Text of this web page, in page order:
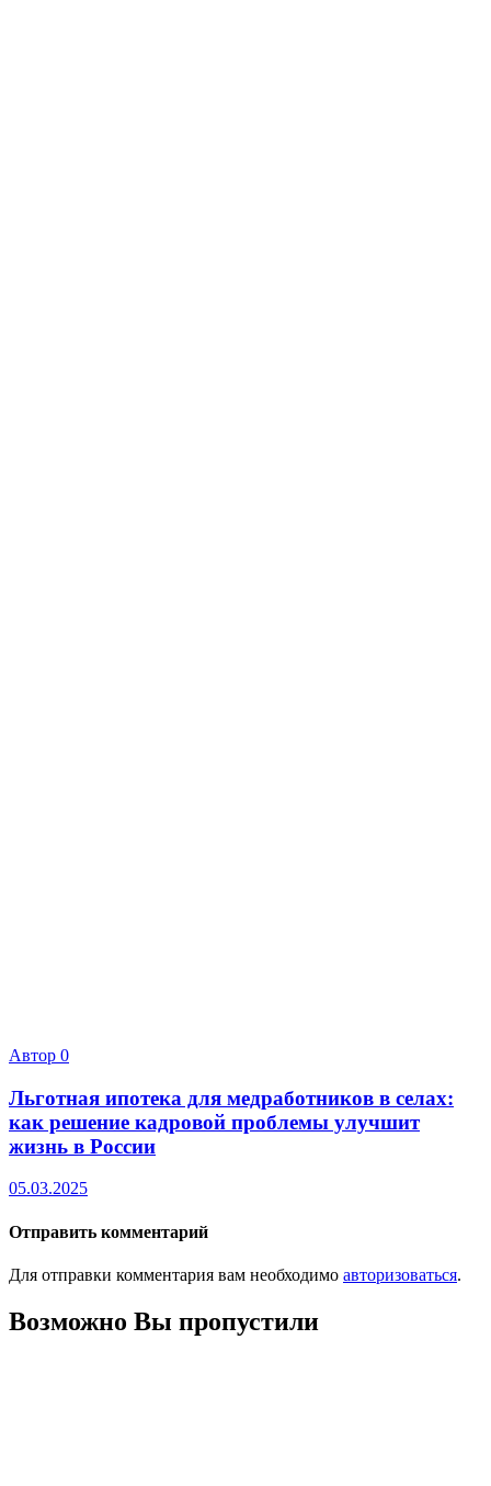
Автор 0
Льготная ипотека для медработников в селах:
как решение кадровой проблемы улучшит
жизнь в России
05.03.2025
Отправить комментарий
Для отправки комментария вам необходимо авторизоваться.
Возможно Вы пропустили